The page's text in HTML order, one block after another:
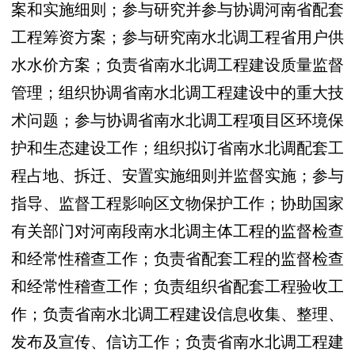
案和实施细则；参与研究并参与协调河南省配套
工程筹资方案；参与研究南水北调工程省用户供
水水价方案；负责省南水北调工程建设质量监督
管理；组织协调省南水北调工程建设中的重大技
术问题；参与协调省南水北调工程项目区环境保
护和生态建设工作；组织拟订省南水北调配套工
程占地、拆迁、安置实施细则并监督实施；参与
指导、监督工程影响区文物保护工作；协助国家
有关部门对河南段南水北调主体工程的监督检查
和经常性稽查工作；负责省配套工程的监督检查
和经常性稽查工作；负责组织省配套工程验收工
作；负责省南水北调工程建设信息收集、整理、
发布及宣传、信访工作；负责省南水北调工程建